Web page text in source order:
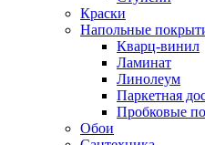
Краски
Напольные
Кварц-винил
Ламинат
Линолеум
Паркетная
Пробковые
Обои